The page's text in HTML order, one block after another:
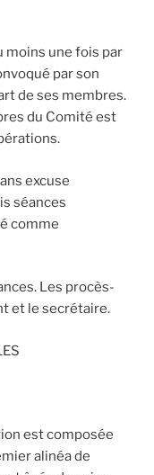
moins une fois par
par son
de ses membres.
du Comité est
excuse
séances
comme
Les procès-
et le secrétaire.
est composée
alinéa de